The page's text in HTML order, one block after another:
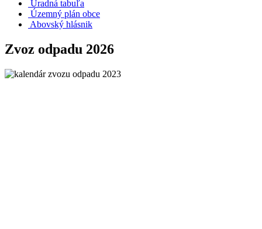
Úradná tabuľa
Územný plán obce
Abovský hlásnik
Zvoz odpadu 2026